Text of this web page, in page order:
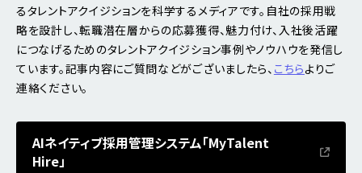
るタレントアクイジションを科学するメディアです。自社の採用戦
略を設計し、転職潜在層からの応募獲得、魅力付け、入社後活躍
につなげるためのタレントアクイジション事例やノウハウを発信し
ています。記事内容にご質問などがございましたら、 こちらよりご
連絡ください。
AIネイティブ採用管理システム「MyTalent
Hire」